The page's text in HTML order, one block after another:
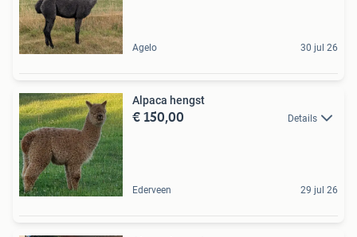
Agelo 30 jul 26
Alpaca hengst
€ 150,00 Details
Ederveen 29 jul 26